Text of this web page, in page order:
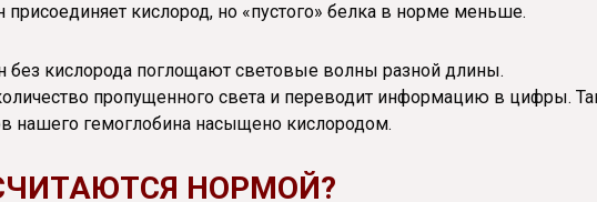
присоединяет кислород, но «пустого» белка в норме меньше.
без кислорода поглощают световые волны разной длины.
пропущенного света и переводит информацию в цифры.
нашего гемоглобина насыщено кислородом.
НОРМОЙ?